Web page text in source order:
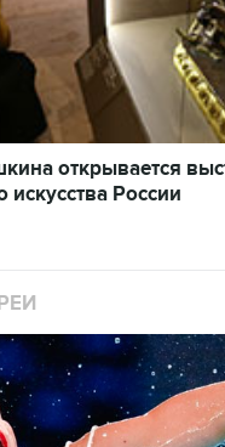
открывается
искусства России